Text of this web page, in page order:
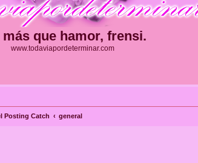
más que hamor, frensi.
www.todaviapordeterminar.com
Posting Catch general